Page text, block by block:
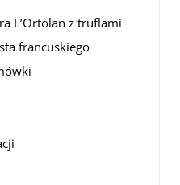
L’Ortolan z truflami
francuskiego